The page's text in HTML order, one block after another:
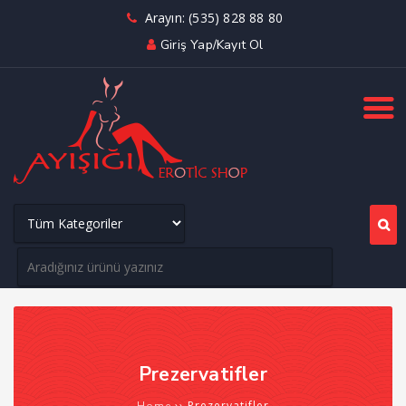
Arayın: (535) 828 88 80
Giriş Yap/Kayıt Ol
Prezervatifler